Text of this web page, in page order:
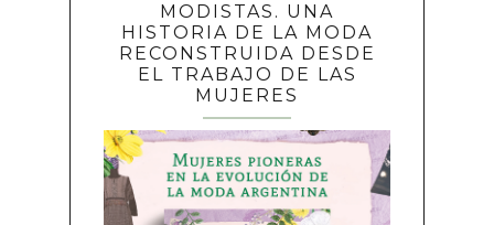
MODISTAS. UNA
HISTORIA DE LA MODA
RECONSTRUIDA DESDE
EL TRABAJO DE LAS
MUJERES